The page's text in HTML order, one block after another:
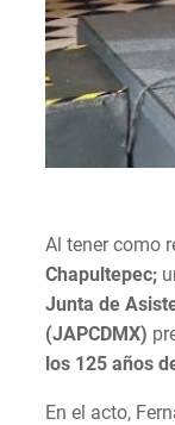
Al tener como
Chapultepec;
Junta de
(JAPCDMX)
los 125 años
En el acto,